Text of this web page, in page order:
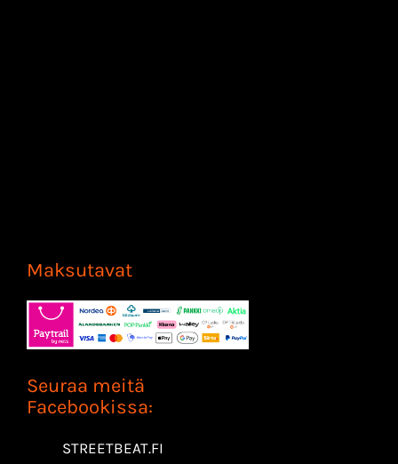
Maksutavat
Seuraa meitä
Facebookissa:
STREETBEAT.FI